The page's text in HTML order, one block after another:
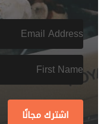
اشترك مجانًا